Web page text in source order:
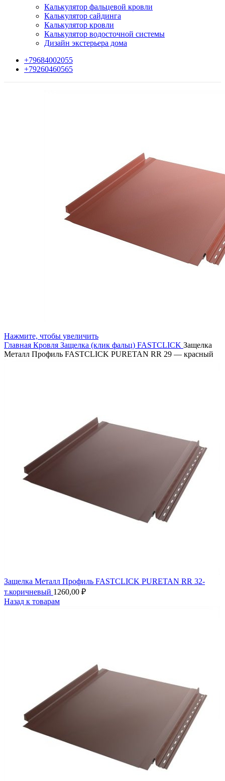
Калькулятор фальцевой кровли
Калькулятор сайдинга
Калькулятор кровли
Калькулятор водосточной системы
Дизайн экстерьера дома
+79684002055
+79260460565
Нажмите, чтобы увеличить
Главная Кровля Защелка (клик фальц) FASTCLICK Защелка
Металл Профиль FASTCLICK PURETAN RR 29 — красный
Защелка Металл Профиль FASTCLICK PURETAN RR 32-
т.коричневый 1260,00 ₽
Назад к товарам